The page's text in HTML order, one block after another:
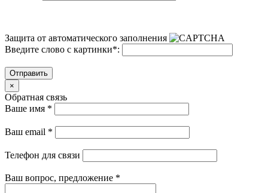
Защита от автоматического заполнения
Введите слово с картинки*:
Отправить
×
Обратная связь
Ваше имя *
Ваш email *
Телефон для связи
Ваш вопрос, предложение *